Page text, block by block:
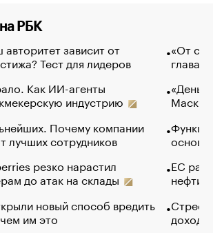
РБК
зависит от
Тест для лидеров
Как ИИ-агенты
индустрию
Почему компании
лучших сотрудников
резко нарастил
до атак на склады
новый способ вредить
им это
«От
глава
Маск в
основ
ЕС
нефти